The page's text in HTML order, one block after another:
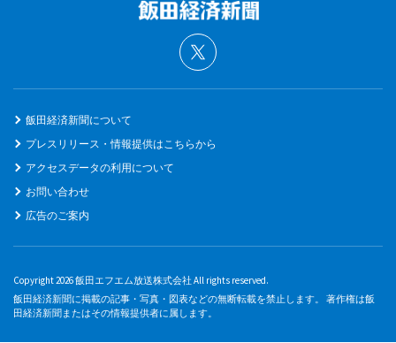
飯田経済新聞について
プレスリリース・情報提供はこちらから
アクセスデータの利用について
お問い合わせ
広告のご案内
Copyright 2026 飯田エフエム放送株式会社 All rights reserved.
飯田経済新聞に掲載の記事・写真・図表などの無断転載を禁止します。 著作権は飯
田経済新聞またはその情報提供者に属します。